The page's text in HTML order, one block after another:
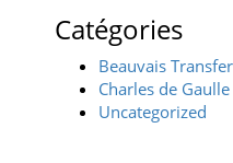
Catégories
Beauvais Transfer
Charles de
Uncategorized